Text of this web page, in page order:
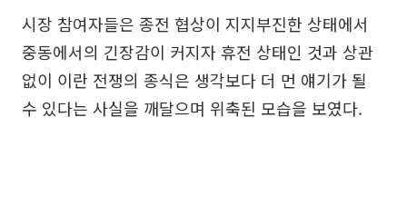
시장 참여자들은 종전 협상이 지지부진한 상태에서
중동에서의 긴장감이 커지자 휴전 상태인 것과 상관
없이 이란 전쟁의 종식은 생각보다 더 먼 얘기가 될
수 있다는 사실을 깨달으며 위축된 모습을 보였다.